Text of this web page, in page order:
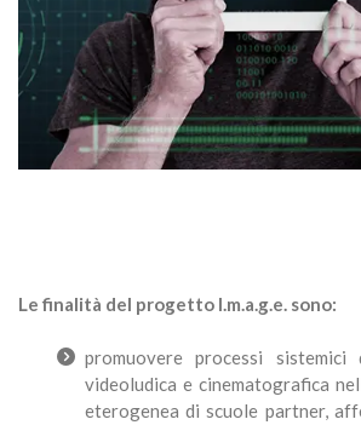
Le finalità del progetto I.m.a.g.e. sono:
promuovere processi sistemici
videoludica e cinematografica
eterogenea di scuole partner,